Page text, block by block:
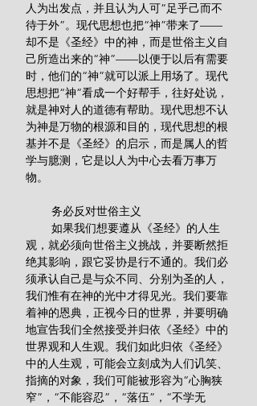
人为出发点，并且认为人可“足乎己而不
待于外”。现代思想也把“神”带来了——
却不是《圣经》中的神，而是世俗主义自
己所造出来的“神”——以便于以后有需要
时，他们的“神”就可以派上用场了。现代
思想把“神”看成一个好帮手，往好处说，
就是神对人的道德有帮助。现代思想不认
为神是万物的根源和目的，现代思想的根
基并不是《圣经》的启示，而是属人的哲
学与臆测，它是以人为中心去看万事万
物。
        务必反对世俗主义
观，就必须向世俗主义挑战，并要断然拒
绝其影响，跟它妥协是行不通的。我们必
须承认自己是与众不同、分别为圣的人，
我们惟有在神的光中才得见光。我们要靠
着神的恩典，正视今日的世界，并要明确
地宣告我们全然接受并归依《圣经》中的
世界观和人生观。我们如此归依《圣经》
中的人生观，可能会立刻成为人们讥笑、
指摘的对象，我们可能被形容为“心胸狭
窄”，“不能容忍”，“落伍”，“不学无